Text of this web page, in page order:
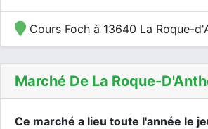
Cours Foch à 13640 La Roque-
Marché De La Roque-
Ce marché a lieu toute l'année le